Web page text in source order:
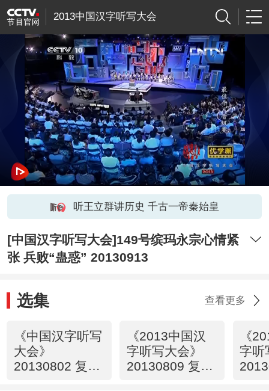
2013中国汉字听写大会
听王立群讲历史 千古一帝秦始皇
[中国汉字听写大会]149号缤玛永宗心情紧
张 兵败“蛊惑” 20130913
选集 查看更多
《中国汉字听写
大会》
20130802 复赛
《2013中国汉
字听写大会》
20130809 复赛
《
字听